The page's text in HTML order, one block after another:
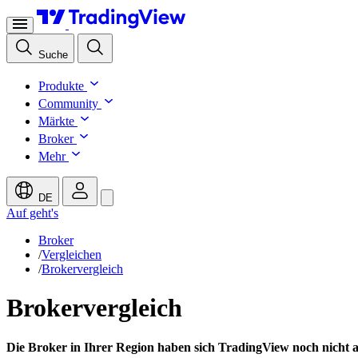
Suche
Produkte
Community
Märkte
Broker
Mehr
DE
Auf geht's
Broker
/Vergleichen
/Brokervergleich
Brokervergleich
Die Broker in Ihrer Region haben sich TradingView noch nicht